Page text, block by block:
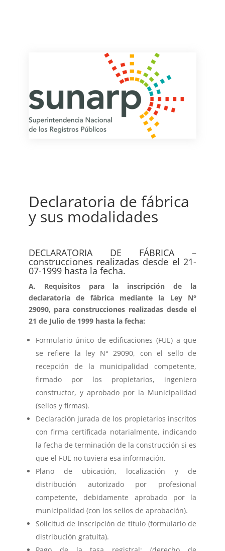
Declaratoria de fábrica
y sus modalidades
DECLARATORIA DE FÁBRICA –
construcciones realizadas desde el 21-
07-1999 hasta la fecha.
A. Requisitos para la inscripción de la
declaratoria de fábrica mediante la Ley N°
29090, para construcciones realizadas desde el
21 de Julio de 1999 hasta la fecha:
Formulario único de edificaciones (FUE) a que
se refiere la ley N° 29090, con el sello de
recepción de la municipalidad competente,
firmado por los propietarios, ingeniero
constructor, y aprobado por la Municipalidad
(sellos y firmas).
Declaración jurada de los propietarios inscritos
con firma certificada notarialmente, indicando
la fecha de terminación de la construcción si es
que el FUE no tuviera esa información.
Plano de ubicación, localización y de
distribución autorizado por profesional
competente, debidamente aprobado por la
municipalidad (con los sellos de aprobación).
Solicitud de inscripción de título (formulario de
distribución gratuita).